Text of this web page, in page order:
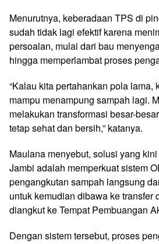
Menurutnya, keberadaan TPS di
sudah tidak lagi efektif karena
persoalan, mulai dari bau
hingga memperlambat proses
“Kalau kita pertahankan pola lama,
mampu menampung sampah lagi.
melakukan transformasi besar-
tetap sehat dan bersih,” katanya.
Maulana menyebut, solusi yang
Jambi adalah memperkuat sistem
pengangkutan sampah langsung
untuk kemudian dibawa ke transfer
diangkut ke Tempat Pembuangan
Dengan sistem tersebut, proses